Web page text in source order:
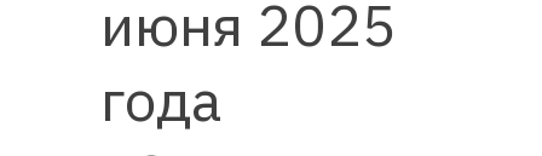
июня 2025
года